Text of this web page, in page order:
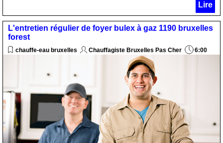
Lire
L'entretien régulier de foyer bulex à gaz 1190 bruxelles
forest
chauffe-eau bruxelles Chauffagiste Bruxelles Pas Cher 6:00